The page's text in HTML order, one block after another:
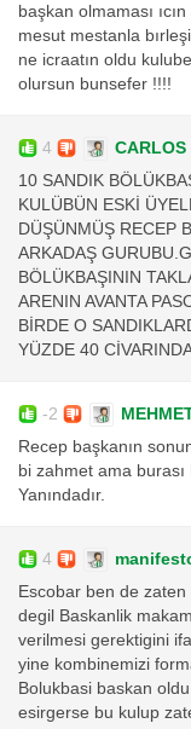
başkan olmaması
mesut mestanla
ne icraatın oldu
olursun bunsefer !!!!
4 CARLOS
10 SANDIK
KULÜBÜN ESKİ
DÜŞÜNMÜŞ RECEP
ARKADAŞ
BÖLÜKBAŞININ
ARENIN AVANTA
BİRDE O
YÜZDE 40
-2
Recep başkanın
bi zahmet ama
Yanındadır.
4
Escobar ben de
degil Baskanlik
verilmesi gerektigini
yine kombinemizi
Bolukbasi baskan
esirgerse bu kulup